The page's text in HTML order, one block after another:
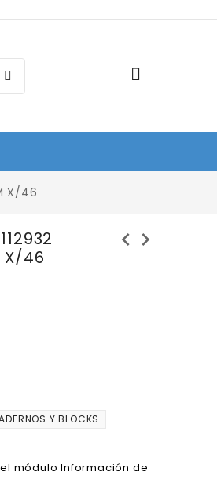
X/46
X/46
chevron_left chevron_right
Y BLOCKS
módulo Información de